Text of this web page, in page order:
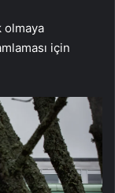
olmaya
için